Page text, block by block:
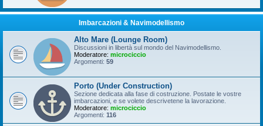
Imbarcazioni & Navimodellismo
Alto Mare (Lounge Room)
Discussioni in libertà sul mondo del Navimodellismo.
Moderatore: microciccio
Argomenti: 59
Porto (Under Construction)
Sezione dedicata alla fase di costruzione. Postate le vostre
imbarcazioni, e se volete descrivetene la lavorazione.
Moderatore: microciccio
Argomenti: 116